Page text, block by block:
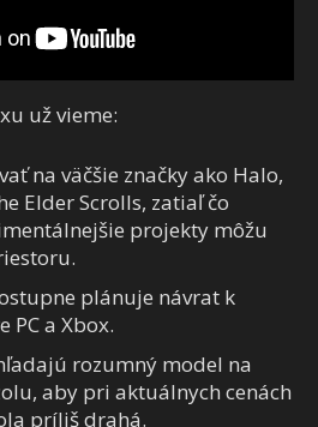
už vieme:
na väčšie značky ako Halo,
Elder Scrolls, zatiaľ čo
projekty môžu
plánuje návrat k
PC a Xbox.
rozumný model na
aby pri aktuálnych cenách
príliš drahá.